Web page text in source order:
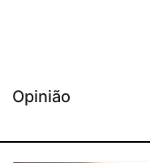
Opinião